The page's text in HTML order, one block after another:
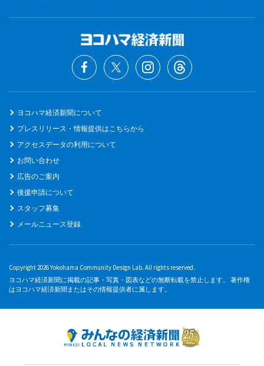
ヨコハマ経済新聞について
プレスリリース・情報提供はこちらから
アクセスデータの利用について
お問い合わせ
広告のご案内
後援申請について
スタッフ募集
メールニュース登録
Copyright 2026 Yokohama Community Design Lab. All rights reserved.
ヨコハマ経済新聞に掲載の記事・写真・図表などの無断転載を禁止します。 著作権
はヨコハマ経済新聞またはその情報提供者に属します。